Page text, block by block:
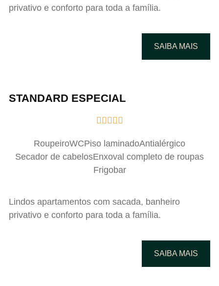
privativo e conforto para toda a família.
SAIBA MAIS
STANDARD ESPECIAL
    
RoupeiroWCPiso laminadoAntialérgico
Secador de cabelosEnxoval completo de roupas
Frigobar
Lindos apartamentos com sacada, banheiro
privativo e conforto para toda a família.
SAIBA MAIS